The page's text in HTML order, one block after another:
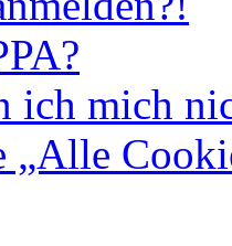
ich mich
„Alle